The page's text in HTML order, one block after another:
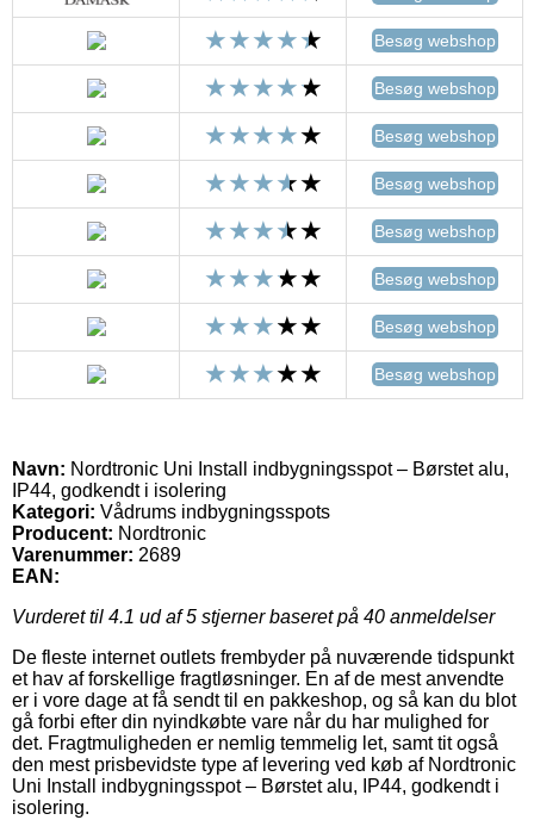
Besøg webshop
Besøg webshop
Besøg webshop
Besøg webshop
Besøg webshop
Besøg webshop
Besøg webshop
Besøg webshop
Navn: Nordtronic Uni Install indbygningsspot – Børstet alu,
IP44, godkendt i isolering
Kategori: Vådrums indbygningsspots
Producent: Nordtronic
Varenummer: 2689
EAN:
Vurderet til 4.1 ud af 5 stjerner baseret på 40 anmeldelser
De fleste internet outlets frembyder på nuværende tidspunkt
et hav af forskellige fragtløsninger. En af de mest anvendte
er i vore dage at få sendt til en pakkeshop, og så kan du blot
gå forbi efter din nyindkøbte vare når du har mulighed for
det. Fragtmuligheden er nemlig temmelig let, samt tit også
den mest prisbevidste type af levering ved køb af Nordtronic
Uni Install indbygningsspot – Børstet alu, IP44, godkendt i
isolering.